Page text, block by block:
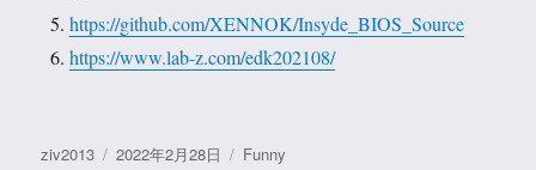
https://github.com/XENNOK/Insyde_BIOS_Source
https://www.lab-z.com/edk202108/
作
ziv2013
发
2022年2月28日
分
Funny